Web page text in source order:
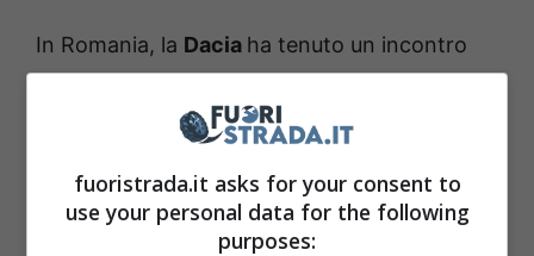
In Romania, la Dacia ha tenuto un incontro
dedicato agli investitori, annunciando quelli
che saranno i futuri modelli in uscita. Per
nel 2025, una sorta di sorella maggiore della
Duster, della quale è stato già svelato un
fuoristrada.it asks for your consent to
use your personal data for the following
purposes: